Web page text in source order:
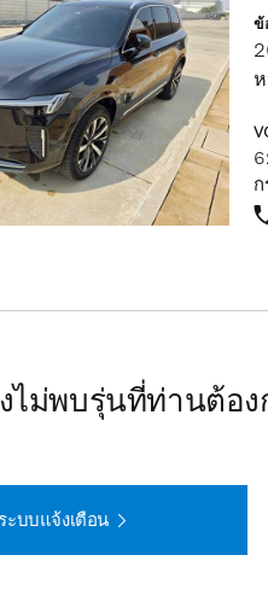
ข้
ห
ก
ไม่พบรุ่นที่ท่านต้อง
ระบบแจ้งเตือน